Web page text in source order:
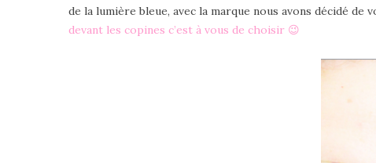
de la lumière bleue, avec la marque nous avons décidé
devant les copines c’est à vous de choisir 😉